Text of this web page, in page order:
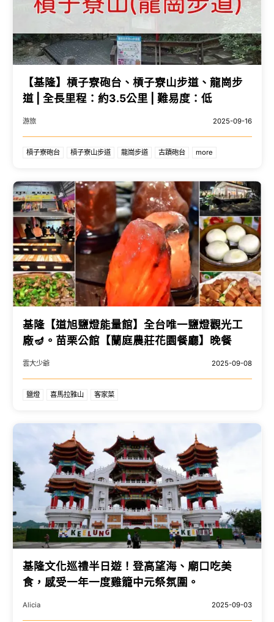
【基隆】槓子寮砲台、槓子寮山步道、龍崗步
道 | 全長里程：約3.5公里 | 難易度：低
游旅 2025-09-16
槓子寮砲台 槓子寮山步道 龍崗步道 古蹟砲台 more
基隆【道旭鹽燈能量館】全台唯一鹽燈觀光工
廠🪔。苗栗公館【蘭庭農莊花園餐廳】晚餐
雲大少爺 2025-09-08
鹽燈 喜馬拉雅山 客家菜
基隆文化巡禮半日遊！登高望海、廟口吃美
食，感受一年一度雞籠中元祭氛圍。
Alicia 2025-09-03